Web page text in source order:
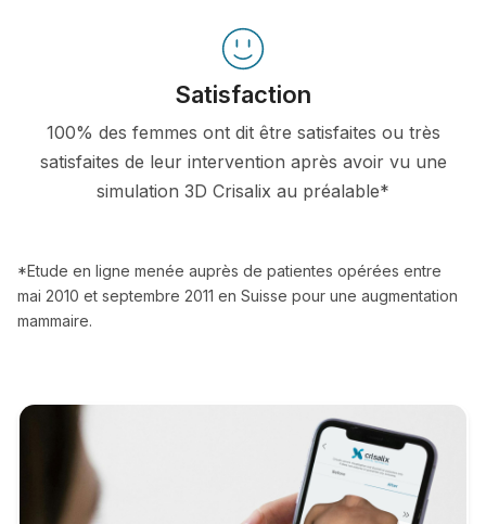
Satisfaction
100% des femmes ont dit être satisfaites ou très
satisfaites de leur intervention après avoir vu une
simulation 3D Crisalix au préalable*
*Etude en ligne menée auprès de patientes opérées entre
mai 2010 et septembre 2011 en Suisse pour une augmentation
mammaire.